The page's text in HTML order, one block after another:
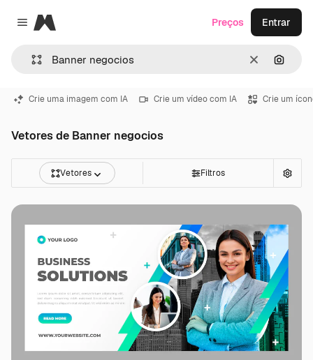
Close menu
Magnific
Limpar
Preços Entrar
Crie uma imagem com IA Crie um vídeo com IA Crie um
Vetores de Banner negocios
Vetores Filtros